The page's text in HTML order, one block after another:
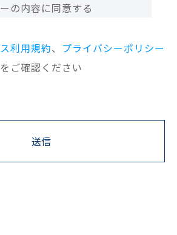
の内容に同意する
利用規約、 プライバシーポリシー
をご確認ください